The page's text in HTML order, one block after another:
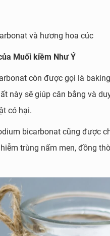
và hương hoa cúc
Muối kiềm Như Ý
còn được gọi là
này sẽ giúp cân bằng và
có hại.
bicarbonat cũng được
trùng nấm men, đồng